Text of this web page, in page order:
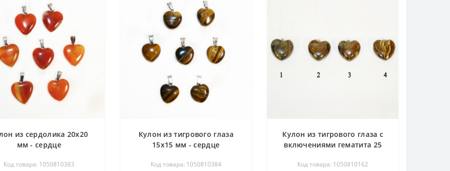
из сердолика 20х20
мм - сердце
Код товара: 1050810383
Кулон из тигрового глаза
15х15 мм - сердце
Код товара: 1050810384
Кулон из тигрового глаза с
включениями гематита 25
Код товара: 1050810162